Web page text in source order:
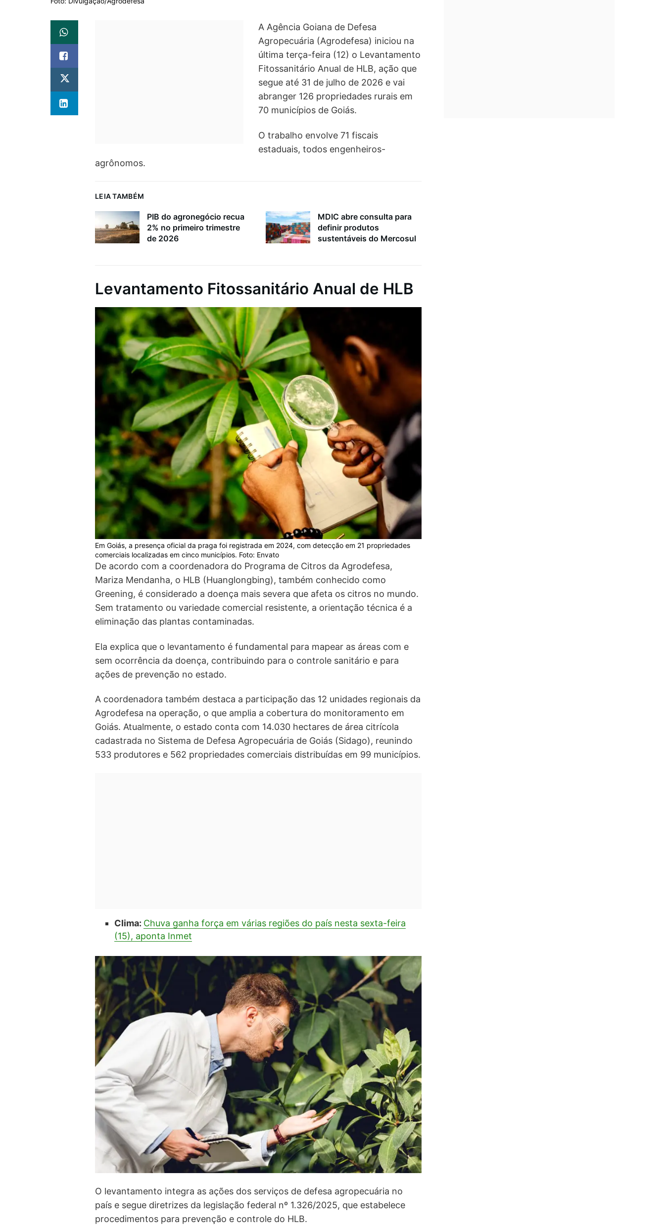
A Agência Goiana de Defesa
Agropecuária (Agrodefesa) iniciou na
última terça-feira (12) o Levantamento
Fitossanitário Anual de HLB, ação que
segue até 31 de julho de 2026 e vai
abranger 126 propriedades rurais em
70 municípios de Goiás.
O trabalho envolve 71 fiscais
estaduais, todos engenheiros-
agrônomos.
LEIA TAMBÉM
PIB do agronegócio recua
2% no primeiro trimestre
de 2026
MDIC abre consulta para
definir produtos
sustentáveis do Mercosul
Levantamento Fitossanitário Anual de HLB
Em Goiás, a presença oficial da praga foi registrada em 2024, com detecção em 21 propriedades
comerciais localizadas em cinco municípios. Foto: Envato
De acordo com a coordenadora do Programa de Citros da Agrodefesa,
Mariza Mendanha, o HLB (Huanglongbing), também conhecido como
Greening, é considerado a doença mais severa que afeta os citros no mundo.
Sem tratamento ou variedade comercial resistente, a orientação técnica é a
eliminação das plantas contaminadas.
Ela explica que o levantamento é fundamental para mapear as áreas com e
sem ocorrência da doença, contribuindo para o controle sanitário e para
ações de prevenção no estado.
A coordenadora também destaca a participação das 12 unidades regionais da
Agrodefesa na operação, o que amplia a cobertura do monitoramento em
Goiás. Atualmente, o estado conta com 14.030 hectares de área citrícola
cadastrada no Sistema de Defesa Agropecuária de Goiás (Sidago), reunindo
533 produtores e 562 propriedades comerciais distribuídas em 99 municípios.
Clima: Chuva ganha força em várias regiões do país nesta sexta-feira
(15), aponta Inmet
O levantamento integra as ações dos serviços de defesa agropecuária no
país e segue diretrizes da legislação federal nº 1.326/2025, que estabelece
procedimentos para prevenção e controle do HLB.